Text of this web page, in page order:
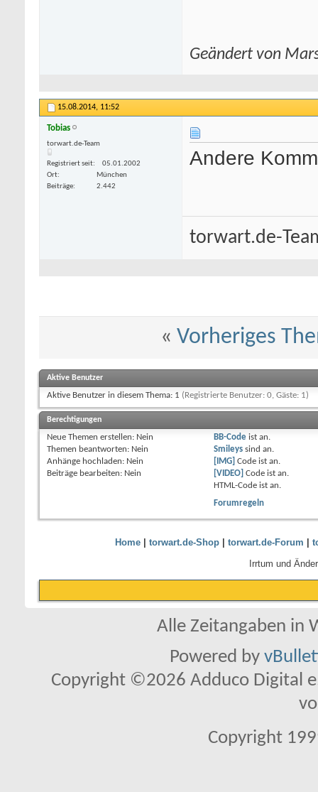
Geändert von
15.08.2014, 11:52
Tobias
torwart.de-Team
freivideocategorie/4/teen/ kostenlose porno
Registriert seit
05.01.2002
Ort
München
Beiträge
2.442
Andere
torwart.de-
« Vorheriges
Aktive Benutzer
Aktive Benutzer in diesem Thema: 1 (Registrierte Benutzer: 0, Gäste: 1)
Berechtigungen
Neue Themen erstellen: Nein
Themen beantworten: Nein
Anhänge hochladen: Nein
Beiträge bearbeiten: Nein
BB-Codeist an.
Smileyssind an.
[IMG] Code ist an.
[VIDEO] Code ist an.
HTML-Code ist an.
Forumregeln
Home| torwart.de-Shop| torwart.de-Forum
Irrtum und
Alle Zeitangaben in
Powered by
Copyright ©2026 Adduco Digital
Copyright